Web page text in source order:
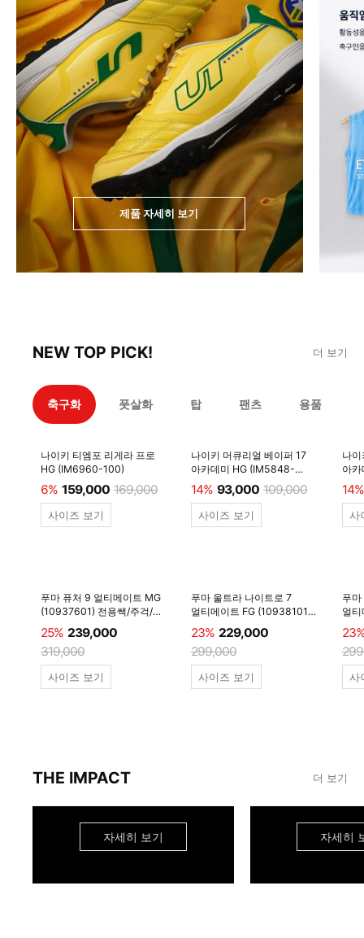
제품 자세히 보기
NEW TOP PICK! 더 보기
축구화 풋살화 탑 팬츠 용품
나이키 티엠포 리게라 프로
HG (IM6960-100)
6% 159,000 169,000
사이즈 보기
나이키 머큐리얼 베이퍼 17
아카데미 HG (IM5848-
600)
14% 93,000 109,000
사이즈 보기
나
아
14%
사
푸마 퓨처 9 얼티메이트 MG
(10937601) 전용쌕/주걱/
양말 #
25% 239,000
319,000
사이즈 보기
푸마 울트라 나이트로 7
얼티메이트 FG (10938101)
전용쌕/주걱/양말 #
23% 229,000
299,000
사이즈 보기
푸
얼
전
사
THE IMPACT 더 보기
자세히 보기 자세히